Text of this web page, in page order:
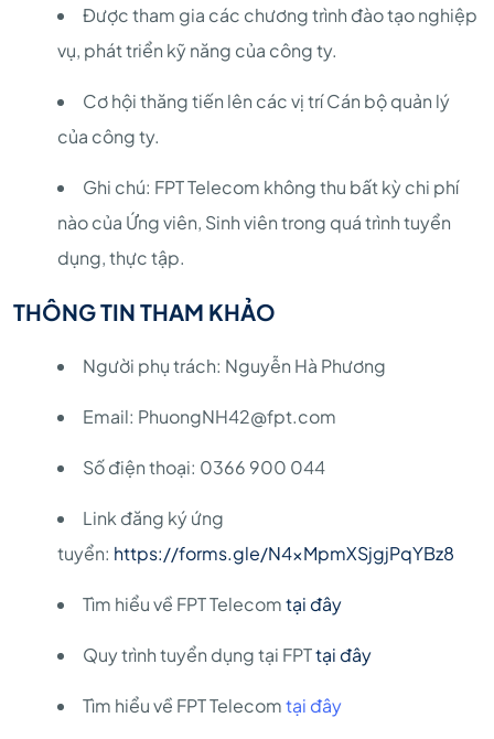
Được tham gia các chương trình đào tạo nghiệp
vụ, phát triển kỹ năng của công ty.
Cơ hội thăng tiến lên các vị trí Cán bộ quản lý
của công ty.
Ghi chú: FPT Telecom không thu bất kỳ chi phí
nào của Ứng viên, Sinh viên trong quá trình tuyển
dụng, thực tập.
THÔNG TIN THAM KHẢO
Người phụ trách: Nguyễn Hà Phương
Email: PhuongNH42@fpt.com
Số điện thoại: 0366 900 044
Link đăng ký ứng
tuyển: https://forms.gle/N4xMpmXSjgjPqYBz8
Tìm hiểu về FPT Telecomtại đây
Quy trình tuyển dụng tại FPTtại đây
Tìm hiểu về FPT Telecomtại đây